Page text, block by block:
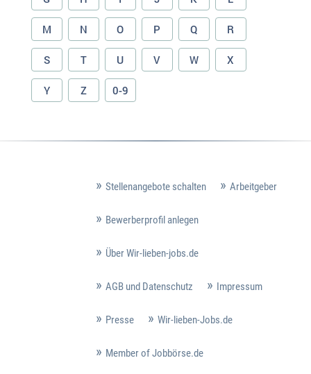
M N O P Q R
S T U V W X
Y Z 0-9
Stellenangebote schalten Arbeitgeber
Bewerberprofil anlegen
Über Wir-lieben-jobs.de
AGB und Datenschutz Impressum
Presse Wir-lieben-Jobs.de
Member of Jobbörse.de